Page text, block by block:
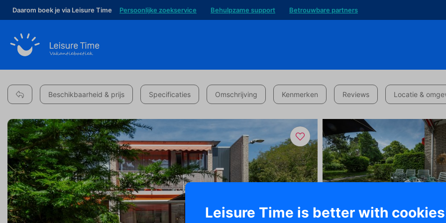
Daarom boek je via Leisure Time Persoonlijke zoekservice Behulpzame support Betrouwbare partners
Beschikbaarheid & prijs Specificaties Omschrijving Kenmerken Reviews Locatie &
Leisure Time is better with